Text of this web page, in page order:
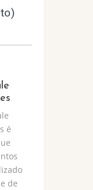
é
de